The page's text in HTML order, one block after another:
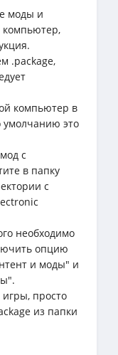
моды и
.package,
компьютер в
умолчанию это
с
в папку
с
необходимо
опцию
и моды" и
просто
из папки